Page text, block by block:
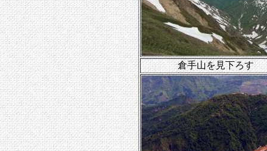
倉手山を見下ろす